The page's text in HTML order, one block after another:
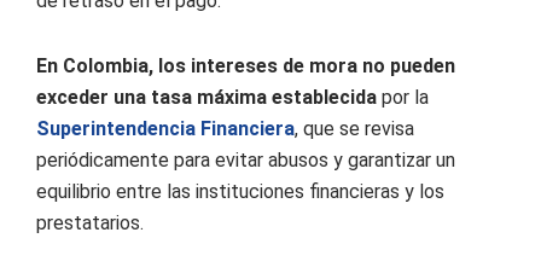
En Colombia, los intereses de mora no pueden
exceder una tasa máxima establecida por la
Superintendencia Financiera, que se revisa
periódicamente para evitar abusos y garantizar un
equilibrio entre las instituciones financieras y los
prestatarios.